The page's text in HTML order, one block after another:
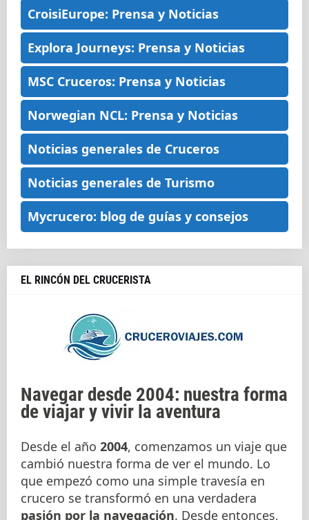
CroisiEurope: Prensa y Noticias
Explora Journeys: Prensa y Noticias
MSC Cruceros: Prensa y Noticias
Norwegian NCL: Prensa y Noticias
Noticias generales de Cruceros
Noticias generales de Turismo
Mycrucero: blog de guías y consejos
EL RINCÓN DEL CRUCERISTA
Navegar desde 2004: nuestra forma
de viajar y vivir la aventura
Desde el año 2004, comenzamos un viaje que
cambió nuestra forma de ver el mundo. Lo
que empezó como una simple travesía en
crucero se transformó en una verdadera
pasión por la navegación. Desde entonces,